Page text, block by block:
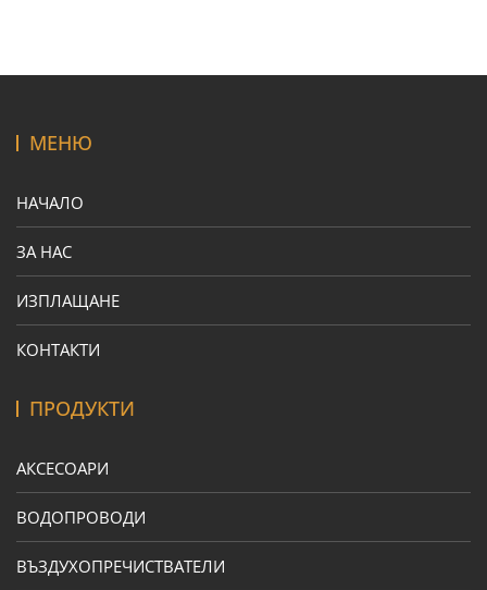
МЕНЮ
НАЧАЛО
ЗА НАС
ИЗПЛАЩАНЕ
КОНТАКТИ
ПРОДУКТИ
АКСЕСОАРИ
ВОДОПРОВОДИ
ВЪЗДУХОПРЕЧИСТВАТЕЛИ